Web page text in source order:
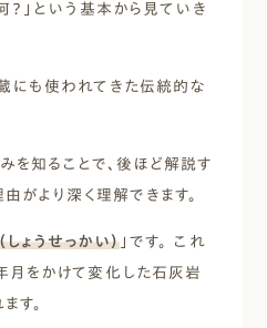
？」という基本から見ていき
にも使われてきた伝統的な
を知ることで、後ほど解説す
由がより深く理解できます。
しょうせっかい）」です。 これ
月をかけて変化した石灰岩
す。